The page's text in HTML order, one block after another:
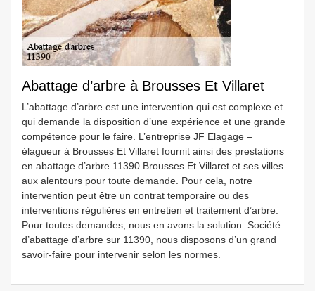
Abattage d’arbre à Brousses Et Villaret
L’abattage d’arbre est une intervention qui est complexe et
qui demande la disposition d’une expérience et une grande
compétence pour le faire. L’entreprise JF Elagage –
élagueur à Brousses Et Villaret fournit ainsi des prestations
en abattage d’arbre 11390 Brousses Et Villaret et ses villes
aux alentours pour toute demande. Pour cela, notre
intervention peut être un contrat temporaire ou des
interventions régulières en entretien et traitement d’arbre.
Pour toutes demandes, nous en avons la solution. Société
d’abattage d’arbre sur 11390, nous disposons d’un grand
savoir-faire pour intervenir selon les normes.